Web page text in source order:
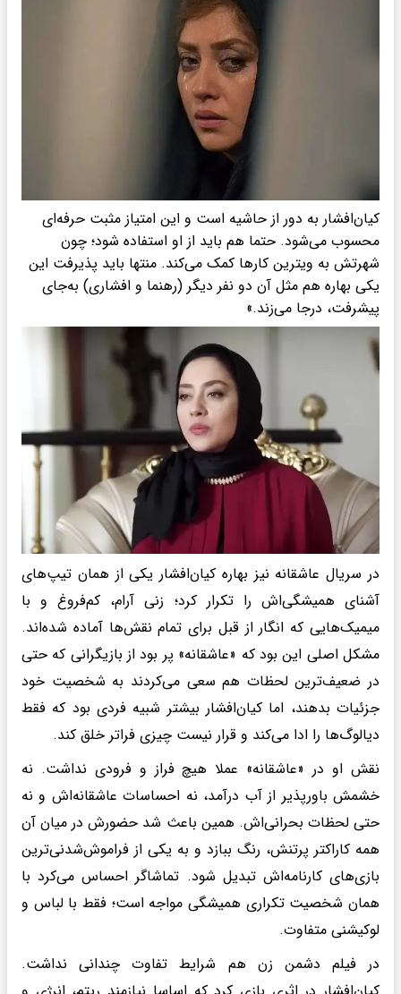
کیان‌افشار به دور از حاشیه است و این امتیاز مثبت حرفه‌ای
محسوب می‌شود. حتما هم باید از او استفاده شود؛ چون
شهرتش به ویترین کارها کمک می‌کند. منتها باید پذیرفت این
یکی بهاره هم مثل آن دو نفر دیگر (رهنما و افشاری) به‌جای
پیشرفت، درجا می‌زند.»
در سریال عاشقانه نیز بهاره کیان‌افشار یکی از همان تیپ‌های
آشنای همیشگی‌اش را تکرار کرد؛ زنی آرام، کم‌فروغ و با
میمیک‌هایی که انگار از قبل برای تمام نقش‌ها آماده شده‌اند.
مشکل اصلی این بود که «عاشقانه» پر بود از بازیگرانی که حتی
در ضعیف‌ترین لحظات هم سعی می‌کردند به شخصیت خود
جزئیات بدهند، اما کیان‌افشار بیشتر شبیه فردی بود که فقط
دیالوگ‌ها را ادا می‌کند و قرار نیست چیزی فراتر خلق کند.
نقش او در «عاشقانه» عملا هیچ فراز و فرودی نداشت. نه
خشمش باورپذیر از آب درآمد، نه احساسات عاشقانه‌اش و نه
حتی لحظات بحرانی‌اش. همین باعث شد حضورش در میان آن
همه کاراکتر پرتنش، رنگ ببازد و به یکی از فراموش‌شدنی‌ترین
بازی‌های کارنامه‌اش تبدیل شود. تماشاگر احساس می‌کرد با
همان شخصیت تکراری همیشگی مواجه است؛ فقط با لباس و
لوکیشنی متفاوت.
در فیلم دشمن زن هم شرایط تفاوت چندانی نداشت.